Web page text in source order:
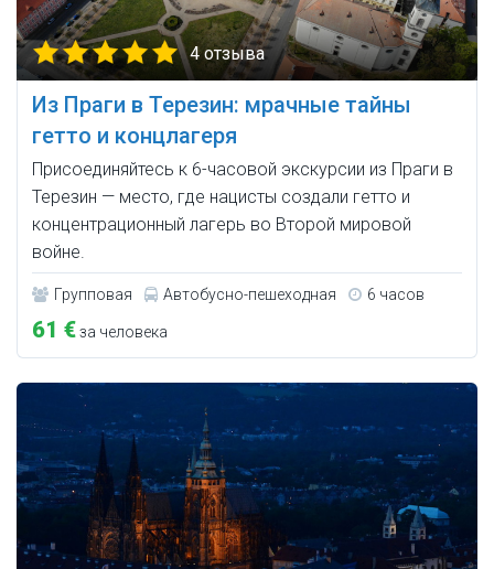
4 отзыва
Из Праги в Терезин: мрачные тайны
гетто и концлагеря
Присоединяйтесь к 6-часовой экскурсии из Праги в
Терезин — место, где нацисты создали гетто и
концентрационный лагерь во Второй мировой
войне.
Групповая Автобусно-пешеходная 6 часов
61 €за человека